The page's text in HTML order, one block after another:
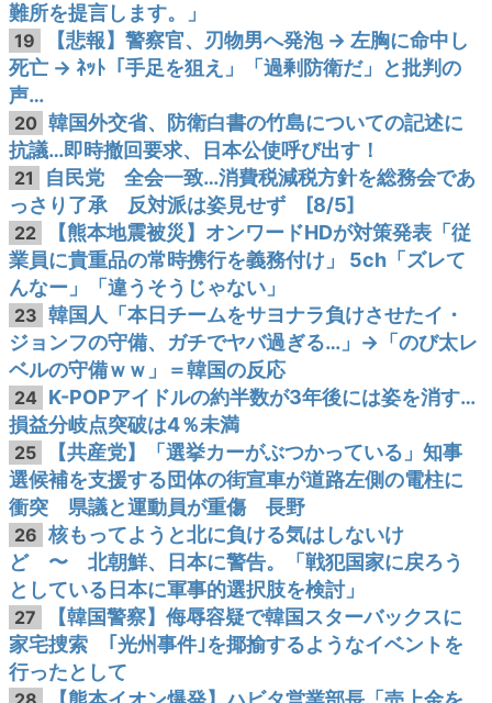
難所を提言します。」
19
【悲報】警察官、刃物男へ発泡 → 左胸に命中し
死亡 → ﾈｯﾄ「手足を狙え」「過剰防衛だ」と批判の
声…
20 韓国外交省、防衛白書の竹島についての記述に
抗議…即時撤回要求、日本公使呼び出す！
21
自民党 全会一致…消費税減税方針を総務会であ
っさり了承 反対派は姿見せず [8/5]
22
【熊本地震被災】オンワードHDが対策発表「従
業員に貴重品の常時携行を義務付け」 5ch「ズレて
んなー」「違うそうじゃない」
23 韓国人「本日チームをサヨナラ負けさせたイ・
ジョンフの守備、ガチでヤバ過ぎる…」→「のび太レ
ベルの守備ｗｗ」＝韓国の反応
24 K-POPアイドルの約半数が3年後には姿を消す…
損益分岐点突破は4％未満
25
【共産党】「選挙カーがぶつかっている」知事
選候補を支援する団体の街宣車が道路左側の電柱に
衝突 県議と運動員が重傷 長野
26 核もってようと北に負ける気はしないけ
ど 〜 北朝鮮、日本に警告。「戦犯国家に戻ろう
としている日本に軍事的選択肢を検討」
27
【韓国警察】侮辱容疑で韓国スターバックスに
家宅捜索 ｢光州事件｣を揶揄するようなイベントを
行ったとして